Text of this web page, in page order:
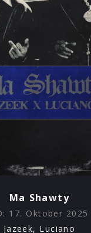
Ma Shawty
17. Oktober 2025
Jazeek, Luciano